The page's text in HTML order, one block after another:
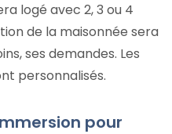
logé avec 2, 3 ou 4
de la maisonnée sera
ses demandes. Les
personnalisés.
pour